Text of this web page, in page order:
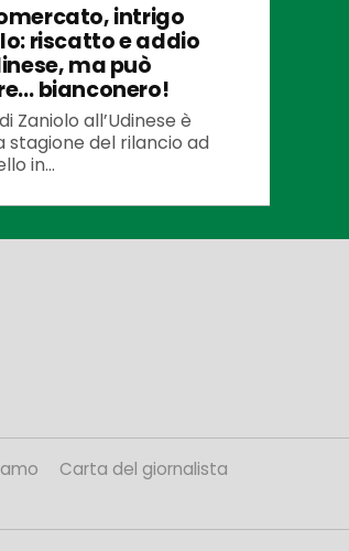
intrigo
riscatto e addio
ma può
bianconero!
Zaniolo all’Udinese è
stagione del rilancio ad
in...
Carta del giornalista